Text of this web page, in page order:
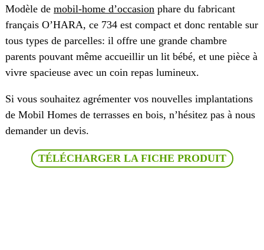
Modèle de mobil-home d’occasion phare du fabricant
français O’HARA, ce 734 est compact et donc rentable sur
tous types de parcelles: il offre une grande chambre
parents pouvant même accueillir un lit bébé, et une pièce à
vivre spacieuse avec un coin repas lumineux.
Si vous souhaitez agrémenter vos nouvelles implantations
de Mobil Homes de terrasses en bois, n’hésitez pas à nous
demander un devis.
TÉLÉCHARGER LA FICHE PRODUIT